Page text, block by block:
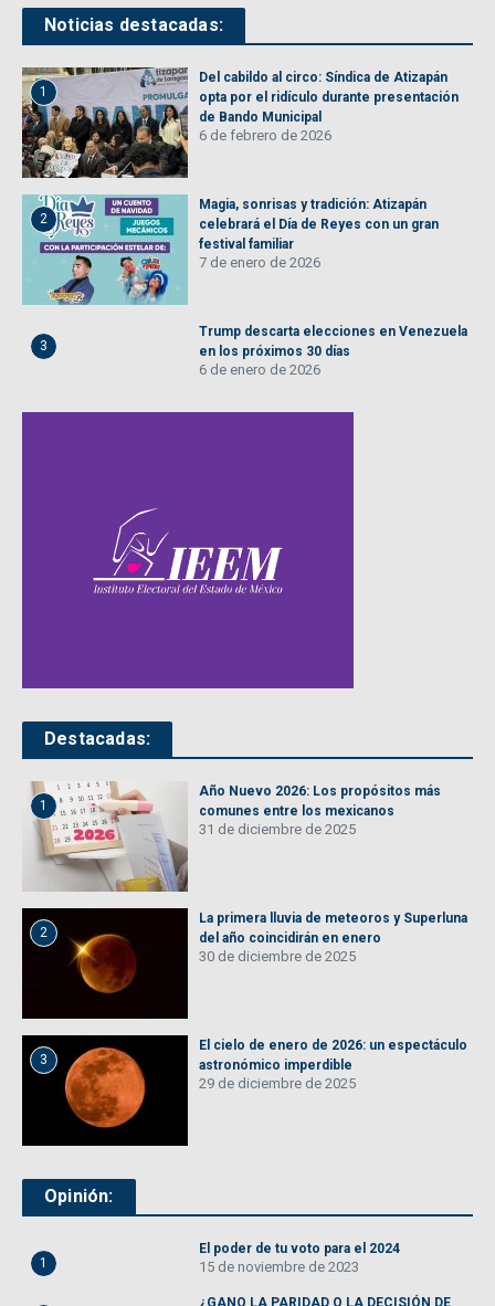
Noticias destacadas:
1
Del cabildo al circo: Síndica de Atizapán
opta por el ridículo durante presentación
de Bando Municipal
6 de febrero de 2026
2
Magia, sonrisas y tradición: Atizapán
celebrará el Día de Reyes con un gran
festival familiar
7 de enero de 2026
3
Trump descarta elecciones en Venezuela
en los próximos 30 días
6 de enero de 2026
Destacadas:
1
Año Nuevo 2026: Los propósitos más
comunes entre los mexicanos
31 de diciembre de 2025
2
La primera lluvia de meteoros y Superluna
del año coincidirán en enero
30 de diciembre de 2025
3
El cielo de enero de 2026: un espectáculo
astronómico imperdible
29 de diciembre de 2025
Opinión:
1
El poder de tu voto para el 2024
15 de noviembre de 2023